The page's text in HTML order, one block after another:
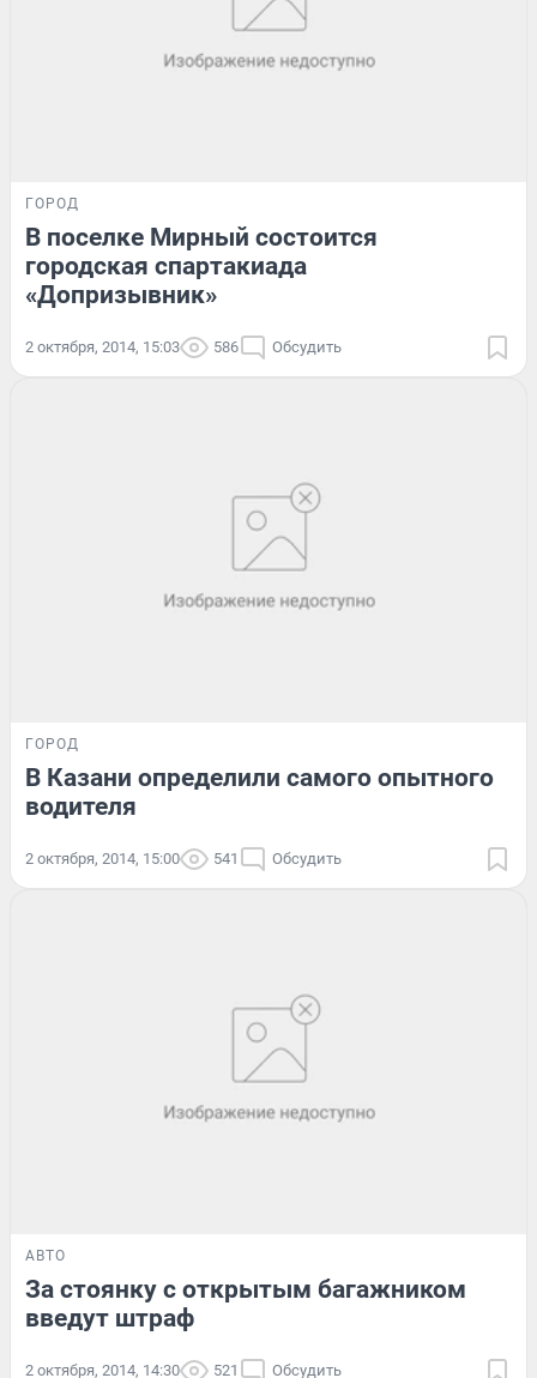
ГОРОД
В поселке Мирный состоится
городская спартакиада
«Допризывник»
2 октября, 2014, 15:03 586 Обсудить
ГОРОД
В Казани определили самого опытного
водителя
2 октября, 2014, 15:00 541 Обсудить
АВТО
За стоянку с открытым багажником
введут штраф
2 октября, 2014, 14:30 521 Обсудить